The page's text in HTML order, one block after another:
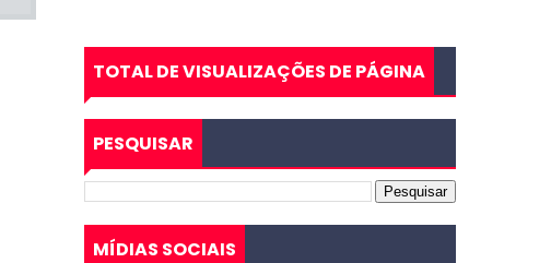
TOTAL DE VISUALIZAÇÕES DE PÁGINA
PESQUISAR
MÍDIAS SOCIAIS